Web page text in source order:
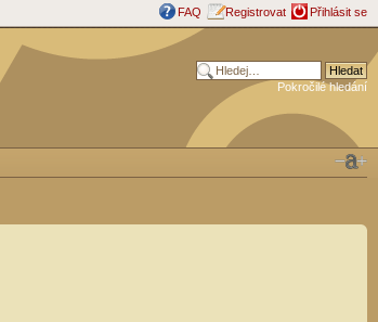
FAQ Registrovat Přihlásit se
Pokročilé hledání